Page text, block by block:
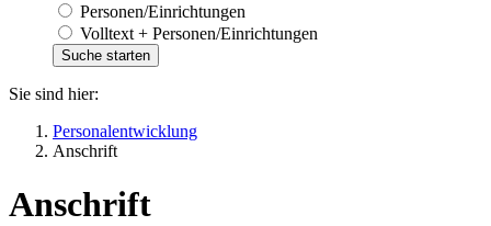
Personen/Einrichtungen
Volltext + Personen/Einrichtungen
Sie sind hier:
Personalentwicklung
Anschrift
Anschrift